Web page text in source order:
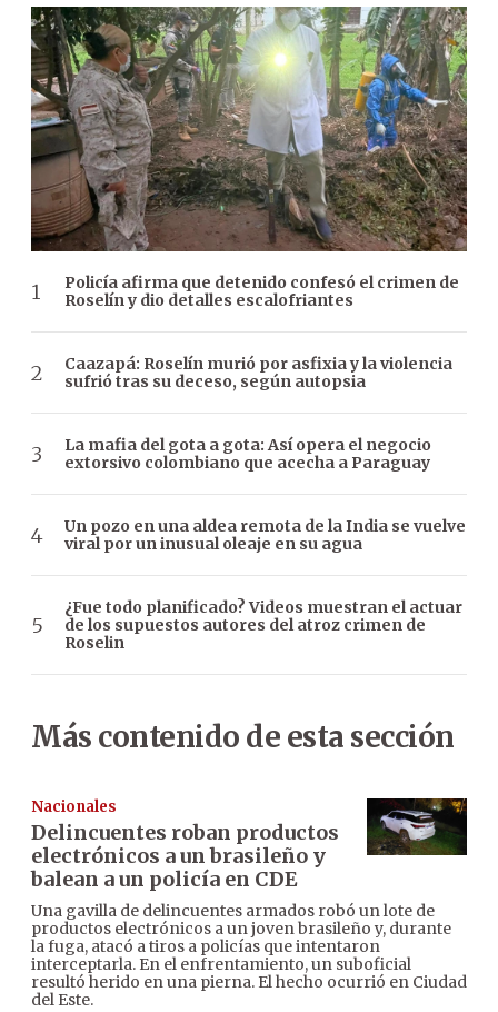
Policía afirma que detenido confesó el crimen de
Roselín y dio detalles escalofriantes
Caazapá: Roselín murió por asfixia y la violencia
sufrió tras su deceso, según autopsia
La mafia del gota a gota: Así opera el negocio
extorsivo colombiano que acecha a Paraguay
Un pozo en una aldea remota de la India se vuelve
viral por un inusual oleaje en su agua
¿Fue todo planificado? Videos muestran el actuar
de los supuestos autores del atroz crimen de
Roselin
Más contenido de esta sección
Nacionales
Delincuentes roban productos
electrónicos a un brasileño y
balean a un policía en CDE
Una gavilla de delincuentes armados robó un lote de
productos electrónicos a un joven brasileño y, durante
la fuga, atacó a tiros a policías que intentaron
interceptarla. En el enfrentamiento, un suboficial
resultó herido en una pierna. El hecho ocurrió en Ciudad
del Este.